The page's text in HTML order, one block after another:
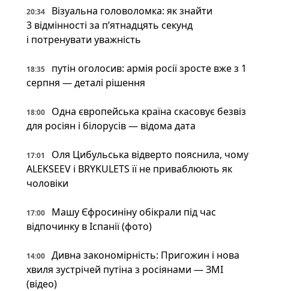
20:34
Візуальна головоломка: як знайти
3 відмінності за п’ятнадцять секунд
і потренувати уважність
18:35
путін оголосив: армія росії зросте вже з 1
серпня — деталі рішення
18:00
Одна європейська країна скасовує безвіз
для росіян і білорусів — відома дата
17:01
Оля Цибульська відверто пояснила, чому
ALEKSEEV і BRYKULETS її не приваблюють як
чоловіки
17:00
Машу Єфросиніну обікрали під час
відпочинку в Іспанії (фото)
14:00
Дивна закономірність: Пригожин і нова
хвиля зустрічей путіна з росіянами — ЗМІ
(відео)